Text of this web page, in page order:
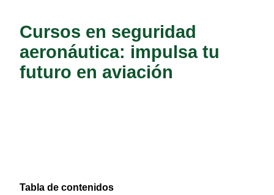
Cursos en seguridad
aeronáutica: impulsa tu
futuro en aviación
Tabla de contenidos